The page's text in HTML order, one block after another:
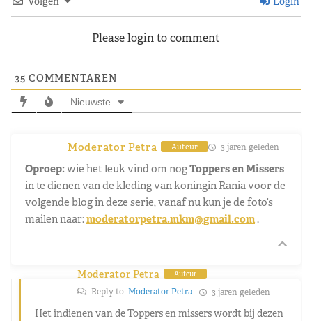
Please login to comment
35 COMMENTAREN
Nieuwste
Moderator Petra Auteur 3 jaren geleden
Oproep:wie het leuk vind om nogToppers en Missers
in te dienen van de kleding van koningin Rania voor de
volgende blog in deze serie, vanaf nu kun je de foto’s
mailen naar:moderatorpetra.mkm@gmail.com.
Moderator Petra Auteur
Reply to Moderator Petra 3 jaren geleden
Het indienen van de Toppers en missers wordt bij dezen